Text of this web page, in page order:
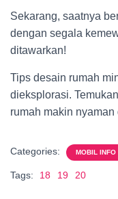
Sekarang, saatnya
dengan segala
ditawarkan!
Tips desain rumah
dieksplorasi.
rumah makin nyaman
Categories: MOBIL INFO
Tags: 18 19 20